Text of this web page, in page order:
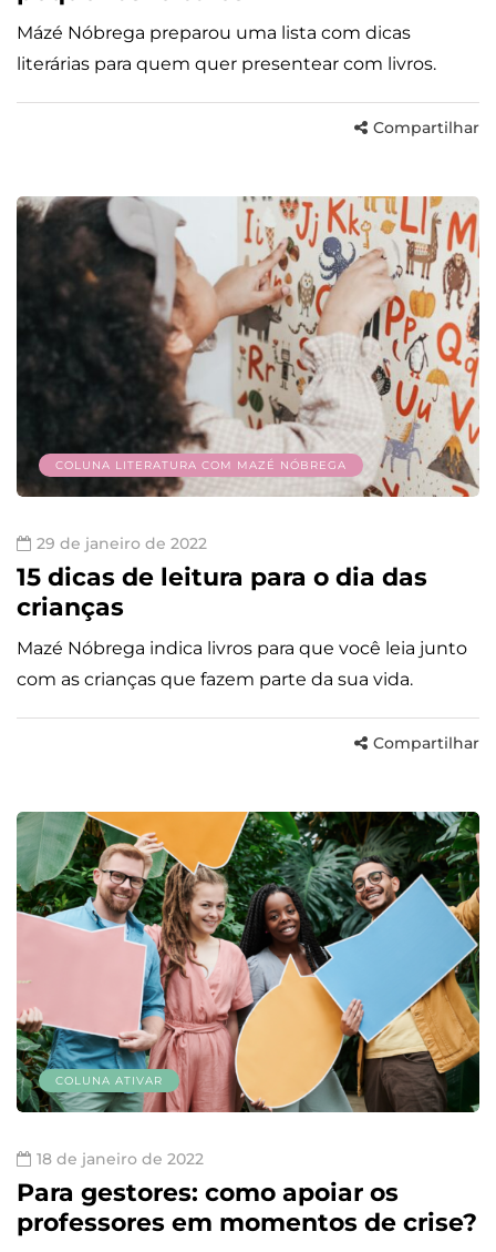
Mázé Nóbrega preparou uma lista com dicas
literárias para quem quer presentear com livros.
Compartilhar
COLUNA LITERATURA COM MAZÉ NÓBREGA
29 de janeiro de 2022
15 dicas de leitura para o dia das
crianças
Mazé Nóbrega indica livros para que você leia junto
com as crianças que fazem parte da sua vida.
Compartilhar
COLUNA ATIVAR
18 de janeiro de 2022
Para gestores: como apoiar os
professores em momentos de crise?